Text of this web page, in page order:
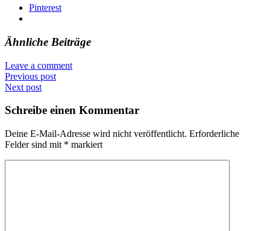
Pinterest
Ähnliche Beiträge
Leave a comment
Previous post
Next post
Schreibe einen Kommentar
Deine E-Mail-Adresse wird nicht veröffentlicht. Erforderliche
Felder sind mit * markiert